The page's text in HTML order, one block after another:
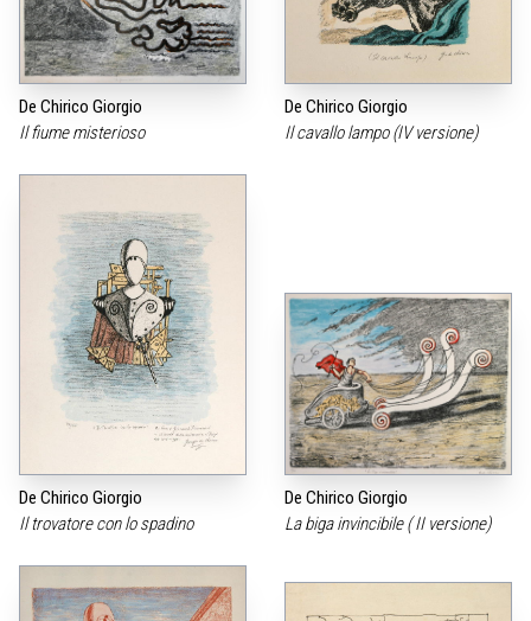
De Chirico Giorgio
Il fiume misterioso
De Chirico Giorgio
Il cavallo lampo (IV versione)
De Chirico Giorgio
Il trovatore con lo spadino
De Chirico Giorgio
La biga invincibile ( II versione)